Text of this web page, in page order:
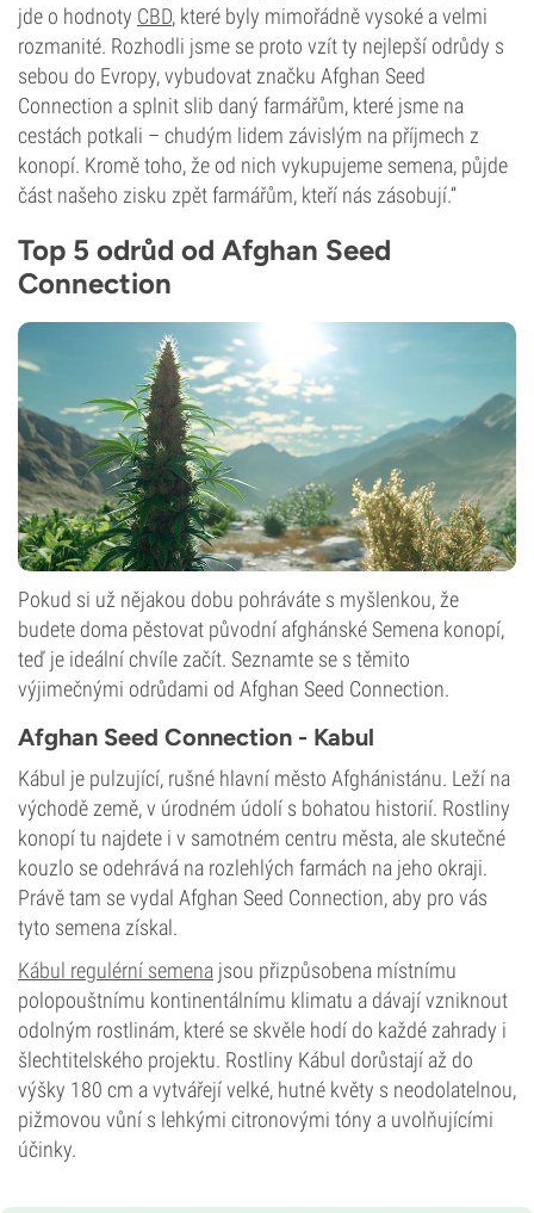
jde o hodnoty CBD, které byly mimořádně vysoké a velmi
rozmanité. Rozhodli jsme se proto vzít ty nejlepší odrůdy s
sebou do Evropy, vybudovat značku Afghan Seed
Connection a splnit slib daný farmářům, které jsme na
cestách potkali – chudým lidem závislým na příjmech z
konopí. Kromě toho, že od nich vykupujeme semena, půjde
část našeho zisku zpět farmářům, kteří nás zásobují.“
Top 5 odrůd od Afghan Seed
Connection
Pokud si už nějakou dobu pohráváte s myšlenkou, že
budete doma pěstovat původní afghánské Semena konopí,
teď je ideální chvíle začít. Seznamte se s těmito
výjimečnými odrůdami od Afghan Seed Connection.
Afghan Seed Connection - Kabul
Kábul je pulzující, rušné hlavní město Afghánistánu. Leží na
východě země, v úrodném údolí s bohatou historií. Rostliny
konopí tu najdete i v samotném centru města, ale skutečné
kouzlo se odehrává na rozlehlých farmách na jeho okraji.
Právě tam se vydal Afghan Seed Connection, aby pro vás
tyto semena získal.
Kábul regulérní semena jsou přizpůsobena místnímu
polopouštnímu kontinentálnímu klimatu a dávají vzniknout
odolným rostlinám, které se skvěle hodí do každé zahrady i
šlechtitelského projektu. Rostliny Kábul dorůstají až do
výšky 180 cm a vytvářejí velké, hutné květy s neodolatelnou,
pižmovou vůní s lehkými citronovými tóny a uvolňujícími
účinky.